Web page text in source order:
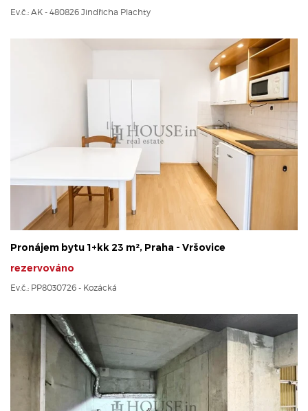
Ev.č.: AK - 480826 Jindřicha Plachty
Pronájem bytu 1+kk 23 m², Praha - Vršovice
rezervováno
Ev.č.: PP8030726 - Kozácká